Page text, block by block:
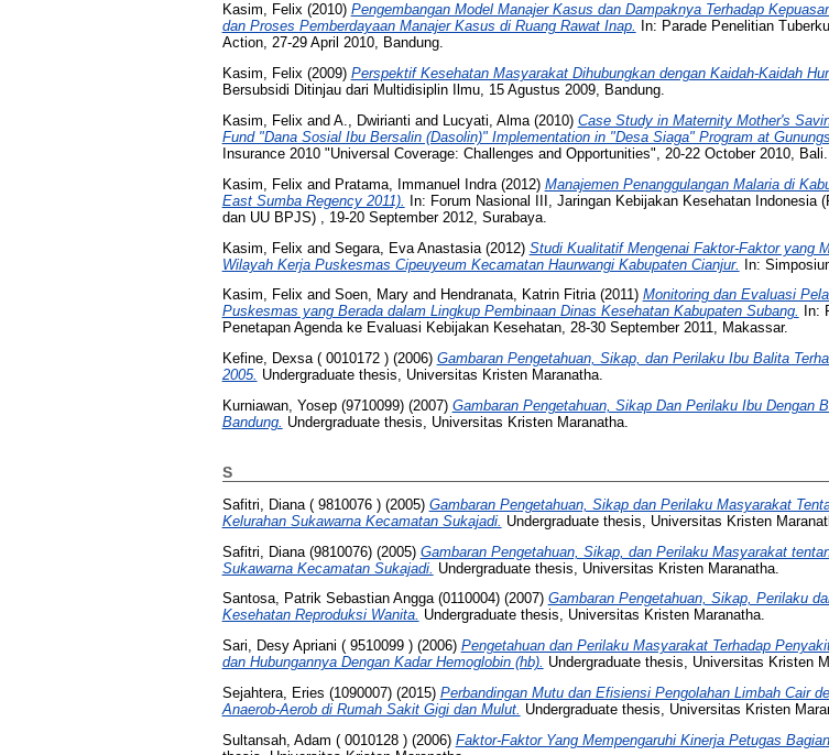
Kasim, Felix(2010) Pengembangan Model Manajer Kasus dan Dampaknya Terhadap
dan Proses Pemberdayaan Manajer Kasus di Ruang Rawat Inap.
In: Parade Penelitian
Action, 27-29 April 2010, Bandung.
Kasim, Felix(2009) Perspektif Kesehatan Masyarakat Dihubungkan dengan Kaidah-Kaidah
Bersubsidi Ditinjau dari Multidisiplin Ilmu, 15 Agustus 2009, Bandung.
Kasim, Felix and A., Dwirianti and Lucyati, Alma(2010) Case Study in Maternity Mother's
Fund "Dana Sosial Ibu Bersalin (Dasolin)" Implementation in "Desa Siaga" Program at
Insurance 2010 "Universal Coverage: Challenges and Opportunities", 20-22 October 2010, Bali.
Kasim, Felix and Pratama, Immanuel Indra(2012) Manajemen Penanggulangan Malaria di
East Sumba Regency 2011).
In: Forum Nasional III, Jaringan Kebijakan Kesehatan
dan UU BPJS) , 19-20 September 2012, Surabaya.
Kasim, Felix and Segara, Eva Anastasia(2012) Studi Kualitatif Mengenai Faktor-Faktor yang
Wilayah Kerja Puskesmas Cipeuyeum Kecamatan Haurwangi Kabupaten Cianjur. In:
Kasim, Felixand Soen, Maryand Hendranata, Katrin Fitria(2011) Monitoring dan Evaluasi
Puskesmas yang Berada dalam Lingkup Pembinaan Dinas Kesehatan Kabupaten Subang.
In:
Penetapan Agenda ke Evaluasi Kebijakan Kesehatan, 28-30 September 2011, Makassar.
Kefine, Dexsa ( 0010172 )(2006) Gambaran Pengetahuan, Sikap, dan Perilaku Ibu Balita
2005. Undergraduate thesis, Universitas Kristen Maranatha.
Kurniawan, Yosep (9710099)(2007) Gambaran Pengetahuan, Sikap Dan Perilaku Ibu Dengan
Bandung. Undergraduate thesis, Universitas Kristen Maranatha.
S
Safitri, Diana ( 9810076 )(2005) Gambaran Pengetahuan, Sikap dan Perilaku Masyarakat
Kelurahan Sukawarna Kecamatan Sukajadi. Undergraduate thesis, Universitas Kristen
Safitri, Diana (9810076)(2005) Gambaran Pengetahuan, Sikap, dan Perilaku Masyarakat
Sukawarna Kecamatan Sukajadi. Undergraduate thesis, Universitas Kristen Maranatha.
Santosa, Patrik Sebastian Angga (0110004)(2007) Gambaran Pengetahuan, Sikap, Perilaku
Kesehatan Reproduksi Wanita. Undergraduate thesis, Universitas Kristen Maranatha.
Sari, Desy Apriani ( 9510099 )(2006) Pengetahuan dan Perilaku Masyarakat Terhadap
dan Hubungannya Dengan Kadar Hemoglobin (hb). Undergraduate thesis, Universitas Kristen
Sejahtera, Eries (1090007)(2015) Perbandingan Mutu dan Efisiensi Pengolahan Limbah Cair
Anaerob-Aerob di Rumah Sakit Gigi dan Mulut. Undergraduate thesis, Universitas Kristen
Sultansah, Adam ( 0010128 )(2006) Faktor-Faktor Yang Mempengaruhi Kinerja Petugas